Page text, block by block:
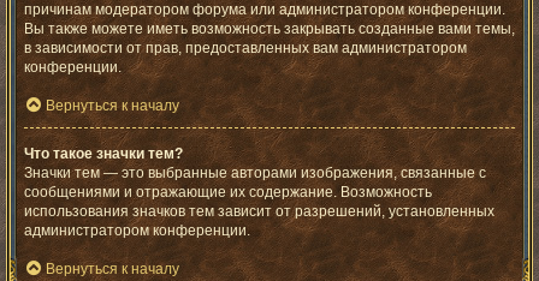
причинам модератором форума или администратором конференции.
Вы также можете иметь возможность закрывать созданные вами темы,
в зависимости от прав, предоставленных вам администратором
конференции.
Вернуться к началу
Что такое значки тем?
Значки тем — это выбранные авторами изображения, связанные с
сообщениями и отражающие их содержание. Возможность
использования значков тем зависит от разрешений, установленных
администратором конференции.
Вернуться к началу